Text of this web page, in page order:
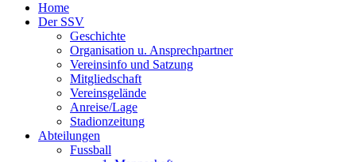
Home
Der SSV
Geschichte
Organisation u. Ansprechpartner
Vereinsinfo und Satzung
Mitgliedschaft
Vereinsgelände
Anreise/Lage
Stadionzeitung
Abteilungen
Fussball